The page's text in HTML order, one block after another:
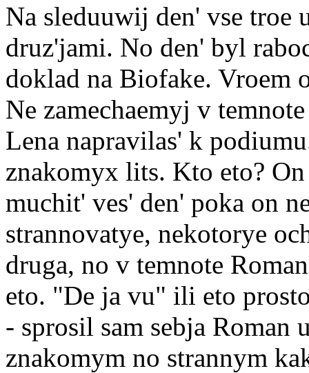
Na sleduuwij den' vse troe
druz'jami. No den' byl
doklad na Biofake.
Ne zamechaemyj v
Lena napravilas' k
znakomyx lits. Kto eto?
muchit' ves' den' poka on
strannovatye, nekotorye
druga, no v temnote
eto. "De ja vu" ili eto
- sprosil sam sebja Roman
znakomym no strannym